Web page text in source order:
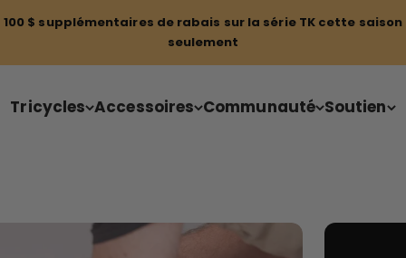
100 $ supplémentaires de rabais sur la série TK cette saison
seulement
Tricycles Accessoires Communauté Soutien